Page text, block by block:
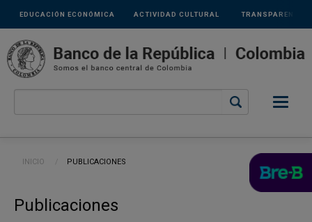
Pasar al contenido principal
Links
secundarios
ACTIVIDAD CULTURAL
EDUCACIÓN ECONÓMICA TRANSPARENCIA
Ruta de navegación
INICIO CURRENT:
PUBLICACIONES
Publicaciones